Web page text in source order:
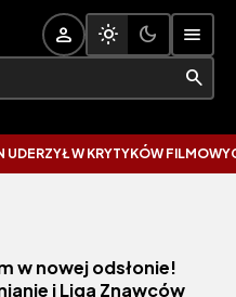
W KRYTYKÓW
w nowej odsłonie!
i Liga Znawców